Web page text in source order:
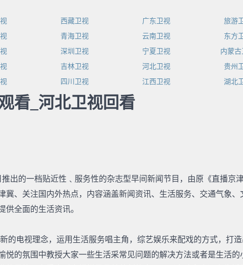
西藏卫视 广东卫视 旅游
青海卫视 云南卫视 东方
深圳卫视 宁夏卫视 内蒙古
吉林卫视 河北卫视 贵州
四川卫视 江西卫视 湖北
看_河北卫视回看
推出的一档贴近性﹑服务性的杂志型早间新闻节目，由原《直播京
冀、关注国内外热点，内容涵盖新闻资讯、生活服务、交通气象
供全面的生活资讯。
电视理念，运用生活服务唱主角，综艺娱乐来配戏的方式，打
的氛围中教授大家一些生活采常见问题的解决方法或者是生活的